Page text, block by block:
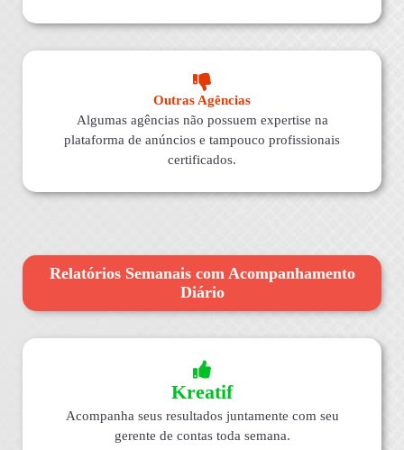
Outras Agências
Algumas agências não possuem expertise na
plataforma de anúncios e tampouco profissionais
certificados.
Relatórios Semanais com Acompanhamento
Diário
Kreatif
Acompanha seus resultados juntamente com seu
gerente de contas toda semana.